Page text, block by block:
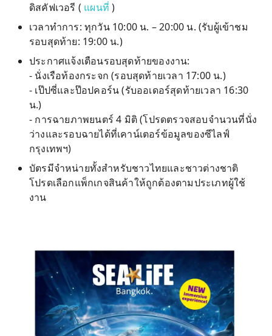
ดิสคัฟเวอรี ( แผนที่ )
เวลาทำการ: ทุกวัน 10:00 น. – 20:00 น. (รับผู้เข้าชม
รอบสุดท้าย: 19:00 น.)
ประกาศแจ้งเตือนรอบสุดท้ายของงาน:
- นั่งเรือท้องกระจก (รอบสุดท้ายเวลา 17:00 น.)
- เป๊ปซี่และป๊อปคอร์น (รับออเดอร์สุดท้ายเวลา 16:30
น.)
- การฉายภาพยนตร์ 4 มิติ (โปรดตรวจสอบจำนวนที่นั่ง
ว่างและรอบฉายได้ที่เคาน์เตอร์ข้อมูลของซีไลฟ์
กรุงเทพฯ)
บัตรมีจำหน่ายทั้งสำหรับชาวไทยและชาวต่างชาติ
โปรดเลือกแพ็กเกจสินค้าให้ถูกต้องตามประเภทผู้ใช้
งาน